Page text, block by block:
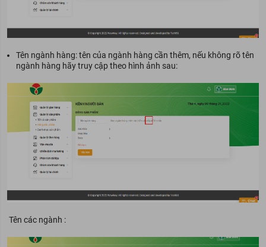
Tên ngành hàng: tên của ngành hàng cần thêm, nếu không rõ tên
ngành hàng hãy truy cập theo hình ảnh sau:
Tên các ngành :